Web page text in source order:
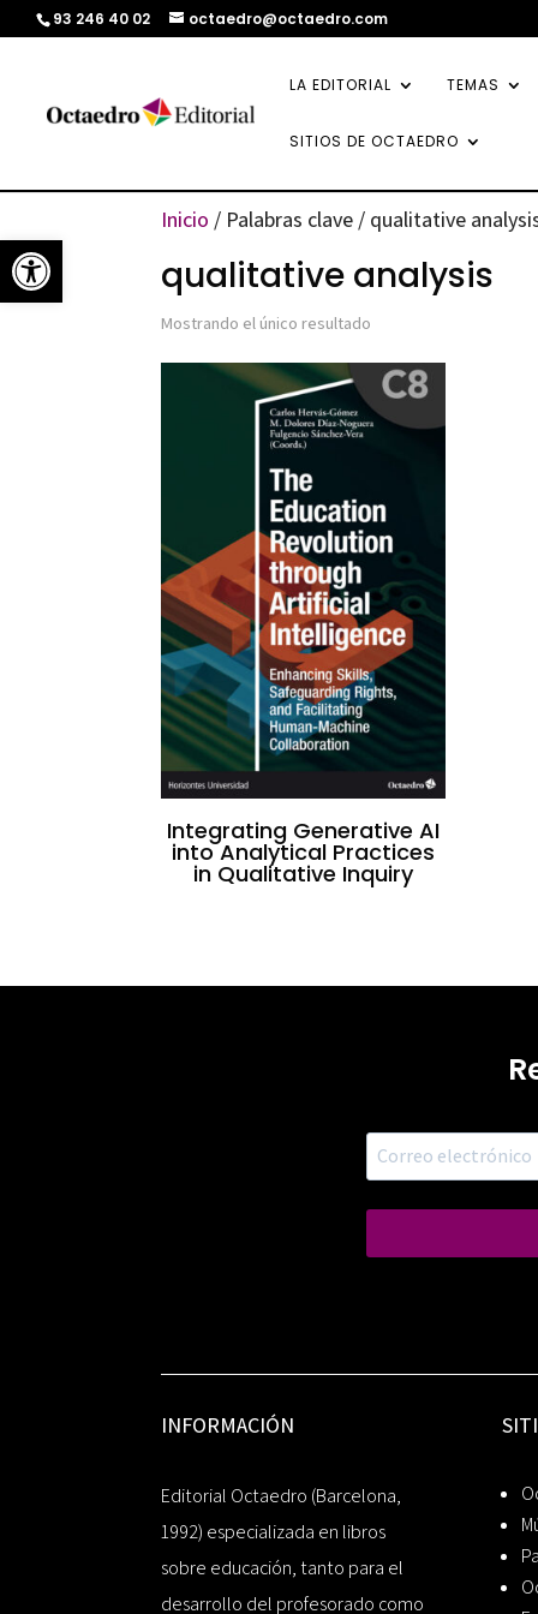
Abrir barra de herramientas
93 246 40 02 octaedro@octaedro.com
LA EDITORIAL TEMAS
SITIOS DE OCTAEDRO
Inicio / Palabras clave / qualitative
qualitative analysis
Mostrando el único resultado
Integrating Generative AI
into Analytical Practices
in Qualitative Inquiry
INFORMACIÓN
Editorial Octaedro (Barcelona,
1992) especializada en libros
sobre educación, tanto para el
desarrollo del profesorado como